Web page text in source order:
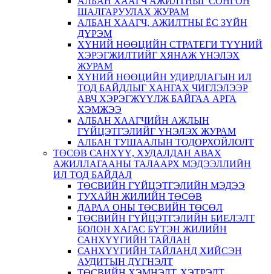
ШАЛГАРУУЛАХ ЖУРАМ
АЛБАН ХААГЧ, АЖИЛТНЫ ЁС ЗҮЙН
ДҮРЭМ
ХҮНИЙ НӨӨЦИЙН СТРАТЕГИ ТҮҮНИЙ
ХЭРЭГЖИЛТИЙГ ХЯНАЖ ҮНЭЛЭХ
ЖУРАМ
ХҮНИЙ НӨӨЦИЙН УДИРДЛАГЫН ИЛ
ТОД БАЙДЛЫГ ХАНГАХ ЧИГЛЭЛЭЭР
АВЧ ХЭРЭГЖҮҮЛЖ БАЙГАА АРГА
ХЭМЖЭЭ
АЛБАН ХААГЧИЙН АЖЛЫН
ГҮЙЦЭТГЭЛИЙГ ҮНЭЛЭХ ЖУРАМ
АЛБАН ТУШААЛЫН ТОДОРХОЙЛОЛТ
ТӨСӨВ САНХҮҮ, ХУДАЛДАН АВАХ
АЖИЛЛАГААНЫ ТАЛААРХ МЭДЭЭЛЛИЙН
ИЛ ТОД БАЙДАЛ
ТӨСВИЙН ГҮЙЦЭТГЭЛИЙН МЭДЭЭ
ТУХАЙН ЖИЛИЙН ТӨСӨВ
ДАРАА ОНЫ ТӨСВИЙН ТӨСӨЛ
ТӨСВИЙН ГҮЙЦЭТГЭЛИЙН БИЕЛЭЛТ
БОЛОН ХАГАС БҮТЭН ЖИЛИЙН
САНХҮҮГИЙН ТАЙЛАН
САНХҮҮГИЙН ТАЙЛАНД ХИЙСЭН
АУДИТЫН ДҮГНЭЛТ